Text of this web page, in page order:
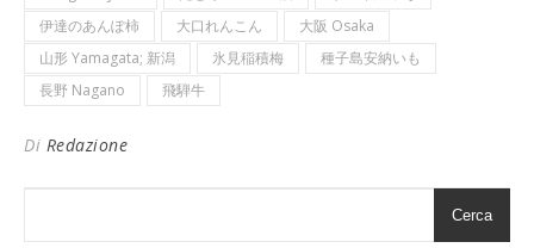
伊達のあんぽ柿
大口れんこん
大阪 Osaka
山形 Yamagata; 新潟
氷見稲積梅
種子島安納いも
長野 Nagano
飛騨牛
Di Redazione
Cerca